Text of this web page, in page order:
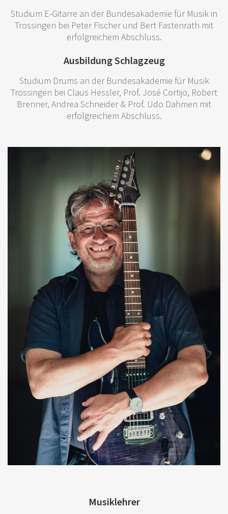
Studium E-Gitarre an der Bundesakademie für Musik in
Trossingen bei Peter Fischer und Bert Fastenrath mit
erfolgreichem Abschluss.
Ausbildung Schlagzeug
Studium Drums an der Bundesakademie für Musik
Trossingen bei Claus Hessler, Prof. José Cortijo, Robert
Brenner, Andrea Schneider & Prof. Udo Dahmen mit
erfolgreichem Abschluss.
Musiklehrer